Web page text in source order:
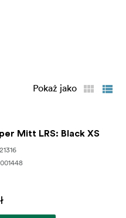
Pokaż jako
Mitt LRS: Black XS